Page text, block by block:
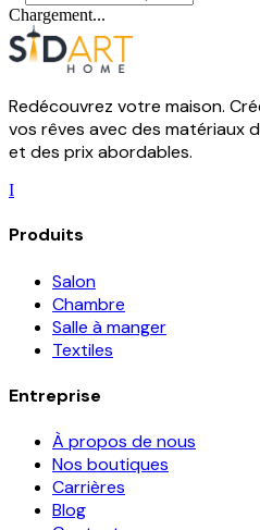
Chargement...
Redécouvrez votre maison.
vos rêves avec des matériaux
et des prix abordables.
I
Produits
Salon
Chambre
Salle à manger
Textiles
Entreprise
À propos de nous
Nos boutiques
Carrières
Blog